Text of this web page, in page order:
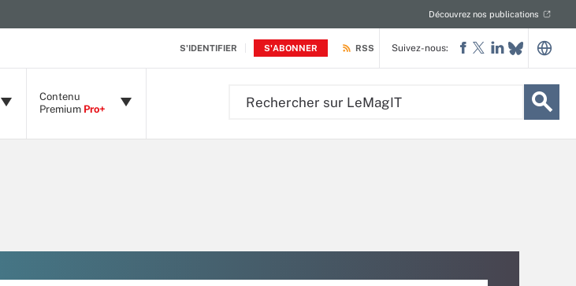
S'IDENTIFIER S'ABONNER
Découvrez nos publications
RSS
Contenu
Premium Pro+
Suivez-nous: